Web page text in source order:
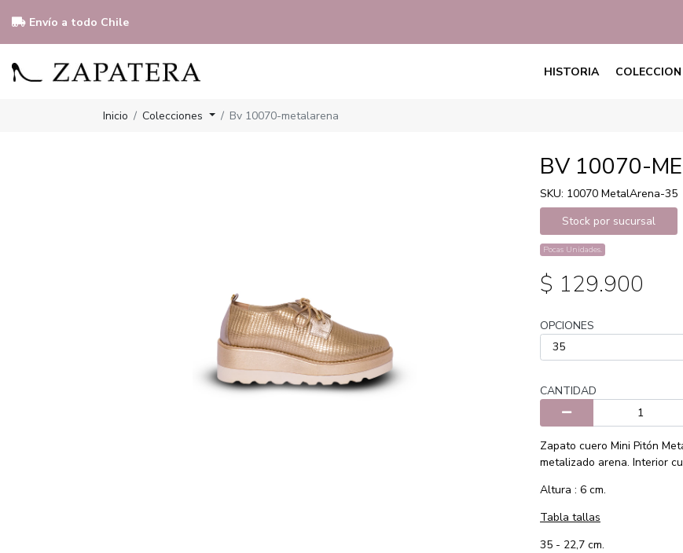
Envío a todo Chile
HISTORIA
Inicio Colecciones Bv 10070-metalarena
BV 10070-
SKU: 10070 MetalArena-35
Stock por sucursal
Pocas Unidades.
$ 129.900
OPCIONES
CANTIDAD
Zapato cuero Mini Pitón
metalizado arena. Interior
Altura : 6 cm.
Tabla tallas
35 - 22,7 cm.